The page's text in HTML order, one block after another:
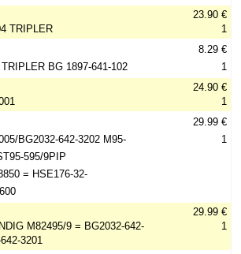
TRIPLER
23.90 €
1
BG 1897-641-102
8.29 €
1
24.90 €
1
BG2032-642-3202 M95-
595/9PIP
= HSE176-32-
29.99 €
1
M82495/9 = BG2032-642-
3201
29.99 €
1